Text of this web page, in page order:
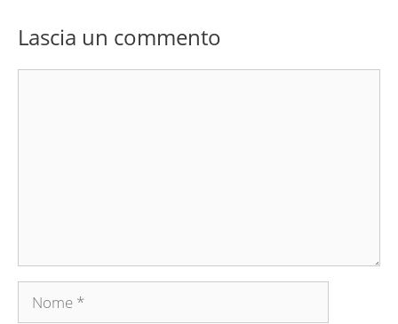
Lascia un commento
Nome